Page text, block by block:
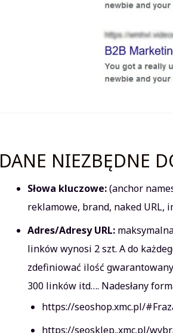
DANE NIEZBĘDNE
Słowa kluczowe:(anchor
reklamowe, brand, naked URL,
Adres/Adresy URL:
linków wynosi 2 szt. A do
zdefiniować ilość
300 linków itd…. Nadesłany
https://seoshop.xmc.pl/
https://seosklep..xmc.pl/